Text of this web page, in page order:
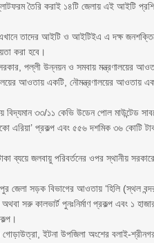
তৈরি করাই ১৪টি জেলায় এই আইটি
এখানে তাদের আইটি ও আইটিইএ এ দক্ষ
করা হবে।
পল্লী উন্নয়ন ও সমবায় মন্ত্রণালয়ের
আওতায় একটি, নৌমন্ত্রণালয়ের আওতায়
৩৩/১১ কেভি উডেন পোল মাউন্টেড
এরিয়া’ প্রকল্প এবং ৫৫৬ দশমিক ৩৬ কোটি
ব্যয়ে জলবায়ু পরিবর্তনের ওপর স্থানীয়
জেলা সড়ক বিভাগের আওতায় ‘হিলি (স্থল
সরু কালভার্ট পুনঃনির্মাণ প্রকল্প এবং ১
ইটনা উপজিলা অংশের বলাই-শ্রীনগর